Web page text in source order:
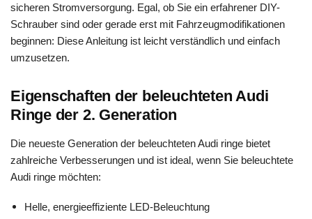
sicheren Stromversorgung. Egal, ob Sie ein erfahrener DIY-
Schrauber sind oder gerade erst mit Fahrzeugmodifikationen
beginnen: Diese Anleitung ist leicht verständlich und einfach
umzusetzen.
Eigenschaften der beleuchteten Audi
Ringe der 2. Generation
Die neueste Generation der beleuchteten Audi ringe bietet
zahlreiche Verbesserungen und ist ideal, wenn Sie beleuchtete
Audi ringe möchten:
Helle, energieeffiziente LED-Beleuchtung